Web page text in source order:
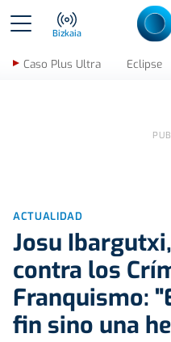
Bizkaia
Caso Plus Ultra Eclipse
ACTUALIDAD
Josu
contra los
Franquismo:
fin sino una